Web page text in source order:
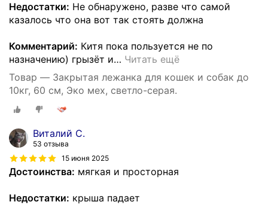
Недостатки: Не обнаружено, разве что самой
казалось что она вот так стоять должна
Комментарий: Китя пока пользуется не по
назначению) грызёт и… Читать ещё
Товар — Закрытая лежанка для кошек и собак до
10кг, 60 см, Эко мех, светло-серая.
Виталий С.
53 отзыва
15 июня 2025
Достоинства: мягкая и просторная
Недостатки: крыша падает